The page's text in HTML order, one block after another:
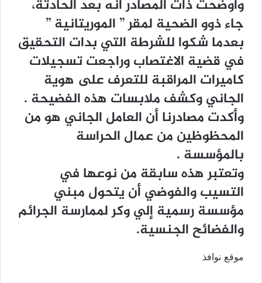
ﻭﺃﻭﺿﺤﺖ ﺫﺍﺕ ﺍﻟﻤﺼﺎﺩﺭ ﺍﻧﻪ ﺑﻌﺪ ﺍﻟﺤﺎﺩﺛﺔ،
ﺟﺎﺀ ﺫﻭﻭ ﺍﻟﻀﺤﻴﺔ ﻟﻤﻘﺮ ” ﺍﻟﻤﻮﺭﻳﺘﺎﻧﻴﺔ ”
ﺑﻌﺪﻣﺎ ﺷﻜﻮﺍ ﻟﻠﺸﺮﻃﺔ ﺍﻟﺘﻲ ﺑﺪﺍﺕ ﺍﻟﺘﺤﻘﻴﻖ
ﻓﻲ ﻗﻀﻴﺔ ﺍﻻﻏﺘﺼﺎﺏ ﻭﺭﺍﺟﻌﺖ ﺗﺴﺠﻴﻼﺕ
ﻛﺎﻣﻴﺮﺍﺕ ﺍﻟﻤﺮﺍﻗﺒﺔ ﻟﻠﺘﻌﺮﻑ ﻋﻠﻰ ﻫﻮﻳﺔ
ﺍﻟﺠﺎﻧﻲ ﻭﻛﺸﻒ ﻣﻼﺑﺴﺎﺕ ﻫﺬﻩ ﺍﻟﻔﻀﻴﺤﺔ .
ﻭﺃﻛﺪﺕ ﻣﺼﺎﺩﺭﻧﺎ ﺃﻥ ﺍﻟﻌﺎﻣﻞ ﺍﻟﺠﺎﻧﻲ ﻫﻮ ﻣﻦ
ﺍﻟﻤﺤﻈﻮﻇﻴﻦ ﻣﻦ ﻋﻤﺎﻝ ﺍﻟﺤﺮﺍﺳﺔ
ﺑﺎﻟﻤﺆﺳﺴﺔ .
ﻭﺗﻌﺘﺒﺮ ﻫﺬﻩ ﺳﺎﺑﻘﺔ ﻣﻦ ﻧﻮﻋﻬﺎ ﻓﻲ
ﺍﻟﺘﺴﻴﺐ ﻭﺍﻟﻔﻮﺿﻲ ﺃﻥ ﻳﺘﺤﻮﻝ ﻣﺒﻨﻲ
ﻣﺆﺳﺴﺔ ﺭﺳﻤﻴﺔ ﺇﻟﻲ ﻭﻛﺮ ﻟﻤﻤﺎﺭﺳﺔ ﺍﻟﺠﺮﺍﺋﻢ
ﻭﺍﻟﻔﻀﺎﺋﺢ ﺍﻟﺠﻨﺴﻴﺔ.
موقع نوافذ